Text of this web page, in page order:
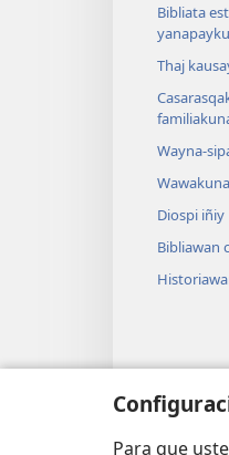
Para que
Bibliata
Thaj
Wayna-
Wawakuna
Diospi iñiy
Bibliawan